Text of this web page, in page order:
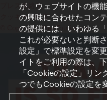
プレス連絡先
クッキーの設定
© Copyright WienTourismus
が、ウェブサイトの機
の興味に合わせたコン
の提供には、いわゆる
これが必要ないと判断
設定」で標準設定を変
イトをご利用の際は、
「Cookieの設定」リン
つでもCookieの設定を